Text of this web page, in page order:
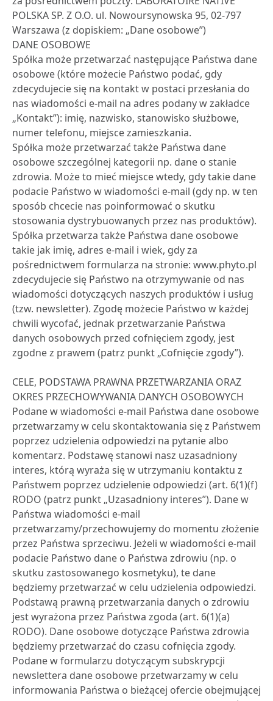
POLSKA SP. Z O.O. ul. Nowoursynowska 95, 02-797
Warszawa (z dopiskiem: „Dane osobowe”)
DANE OSOBOWE
Spółka może przetwarzać następujące Państwa dane
osobowe (które możecie Państwo podać, gdy
zdecydujecie się na kontakt w postaci przesłania do
nas wiadomości e-mail na adres podany w zakładce
„Kontakt”): imię, nazwisko, stanowisko służbowe,
numer telefonu, miejsce zamieszkania.
Spółka może przetwarzać także Państwa dane
osobowe szczególnej kategorii np. dane o stanie
zdrowia. Może to mieć miejsce wtedy, gdy takie dane
podacie Państwo w wiadomości e-mail (gdy np. w ten
sposób chcecie nas poinformować o skutku
stosowania dystrybuowanych przez nas produktów).
Spółka przetwarza także Państwa dane osobowe
takie jak imię, adres e-mail i wiek, gdy za
pośrednictwem formularza na stronie: www.phyto.pl
zdecydujecie się Państwo na otrzymywanie od nas
wiadomości dotyczących naszych produktów i usług
(tzw. newsletter). Zgodę możecie Państwo w każdej
chwili wycofać, jednak przetwarzanie Państwa
danych osobowych przed cofnięciem zgody, jest
zgodne z prawem (patrz punkt „Cofnięcie zgody”).
CELE, PODSTAWA PRAWNA PRZETWARZANIA ORAZ
OKRES PRZECHOWYWANIA DANYCH OSOBOWYCH
Podane w wiadomości e-mail Państwa dane osobowe
przetwarzamy w celu skontaktowania się z Państwem
poprzez udzielenia odpowiedzi na pytanie albo
komentarz. Podstawę stanowi nasz uzasadniony
interes, którą wyraża się w utrzymaniu kontaktu z
Państwem poprzez udzielenie odpowiedzi (art. 6(1)(f)
RODO (patrz punkt „Uzasadniony interes”). Dane w
Państwa wiadomości e-mail
przetwarzamy/przechowujemy do momentu złożenie
przez Państwa sprzeciwu. Jeżeli w wiadomości e-mail
podacie Państwo dane o Państwa zdrowiu (np. o
skutku zastosowanego kosmetyku), te dane
będziemy przetwarzać w celu udzielenia odpowiedzi.
Podstawą prawną przetwarzania danych o zdrowiu
jest wyrażona przez Państwa zgoda (art. 6(1)(a)
RODO). Dane osobowe dotyczące Państwa zdrowia
będziemy przetwarzać do czasu cofnięcia zgody.
Podane w formularzu dotyczącym subskrypcji
newslettera dane osobowe przetwarzamy w celu
informowania Państwa o bieżącej ofercie obejmującej